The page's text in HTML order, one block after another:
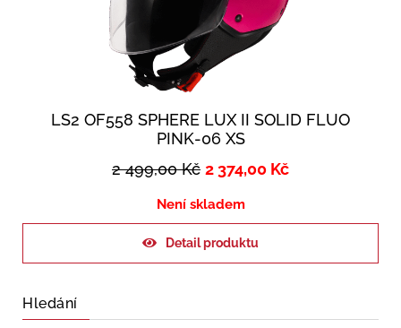
LS2 OF558 SPHERE LUX II SOLID FLUO
PINK-06 XS
2 499,00Kč 2 374,00 Kč
Není skladem
Detail produktu
Hledání